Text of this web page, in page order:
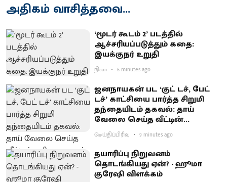
அதிகம் வாசித்தவை...
‘மூடர் கூடம் 2’ படத்தில்
ஆச்சரியப்படுத்​தும் கதை:
இயக்குநர் உறுதி
நிலா 6 minutes ago
ஜனநாயகன் பட ‘குட் டச், பேட்
டச்’ காட்சியை பார்த்த சிறுமி
தந்தையிடம் தகவல்: தாய்
வேலை செய்த வீட்டின்
உரிமையாளர் ‘போக்சோ’வில்
கைது
செய்திப்பிரிவு 9 minutes ago
தயாரிப்பு நிறுவனம்
தொடங்கியது ஏன்? - ஹூமா
குரேஷி விளக்கம்